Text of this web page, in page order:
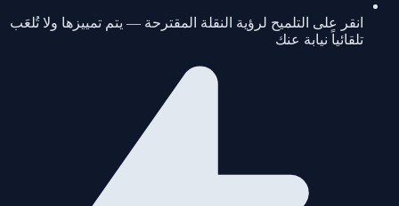
انقر على التلميح لرؤية النقلة المقترحة — يتم تمييزها ولا تُلعَب
تلقائياً نيابة عنك